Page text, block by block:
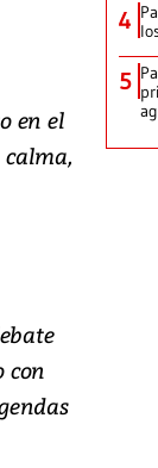
en el
calma,
con
4
5